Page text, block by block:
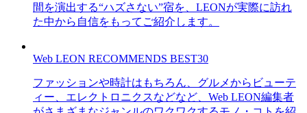
間を演出する“ハズさない”宿を、LEONが実際に訪れ
た中から自信をもってご紹介します。
Web LEON RECOMMENDS BEST30
ファッションや時計はもちろん、グルメからビューテ
ィー、エレクトロニクスなどなど、Web LEON編集者